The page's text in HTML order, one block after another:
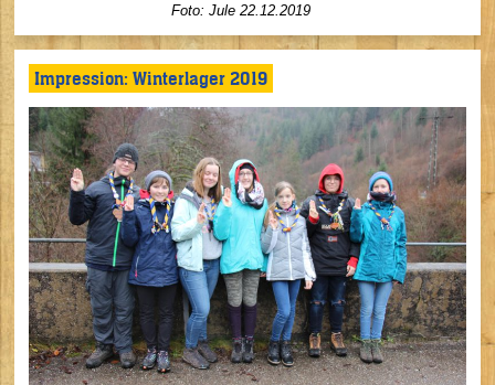
Foto: Jule 22.12.2019
Impression: Winterlager 2019